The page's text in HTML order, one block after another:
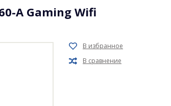
A Gaming Wifi